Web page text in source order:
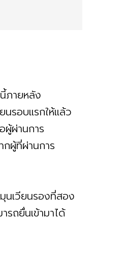
ภายหลัง
รอบแรกให้แล้ว
ผู้ผ่านการ
ผู้ที่ผ่านการ
นเวียนรองที่สอง
รถยื่นเข้ามาได้